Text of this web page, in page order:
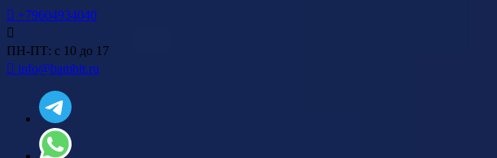
+79604934040
ПН-ПТ: с 10 до 17
info@bambit.ru